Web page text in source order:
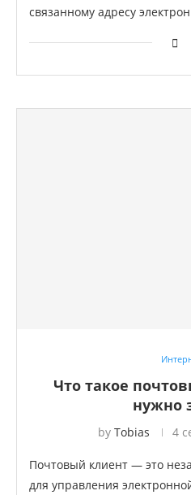
связанному адресу
Что такое
нужно
by Tobias 4
Почтовый клиент — это
для управления